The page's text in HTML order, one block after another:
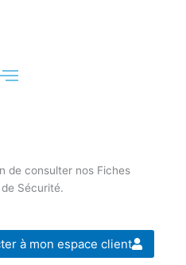
de consulter nos Fiches
Sécurité.
à mon espace client